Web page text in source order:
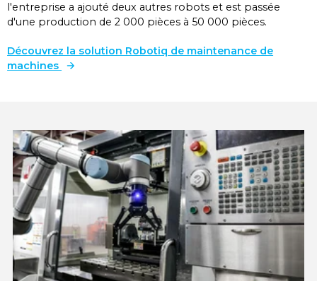
l'entreprise a ajouté deux autres robots et est passée
d'une production de 2 000 pièces à 50 000 pièces.
Découvrez la solution Robotiq de maintenance de
machines
Wrist Camera & 2F-140 Gripper